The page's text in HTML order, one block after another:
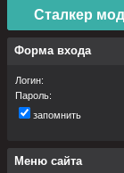
Сталкер
Форма входа
Логин:
Пароль:
запомнить
Меню сайта